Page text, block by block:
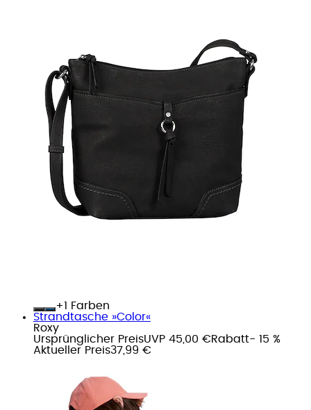
+
Farben
Strandtasche »Color«
Roxy
Ursprünglicher PreisUVP 45,00 €Rabatt- 15 %
Aktueller Preis37,99 €